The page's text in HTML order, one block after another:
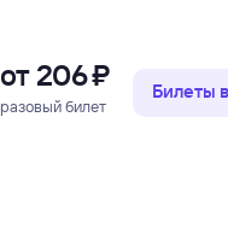
от 206 ⁠₽
разовый билет
Билеты